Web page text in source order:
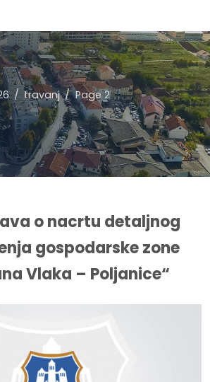
travanj Page 2
o nacrtu detaljnog
gospodarske zone
Vlaka – Poljanice“